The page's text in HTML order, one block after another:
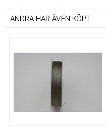
ANDRA HAR ÄVEN KÖPT